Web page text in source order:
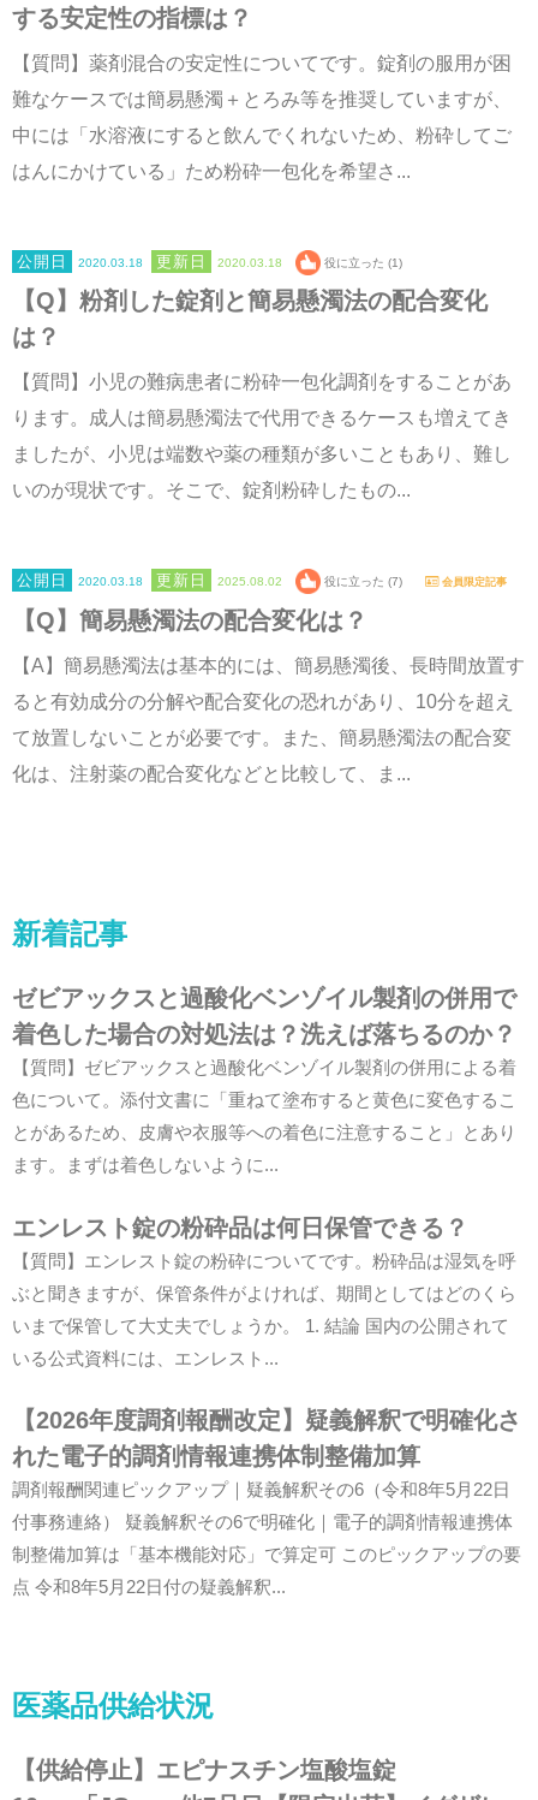
する安定性の指標は？
【質問】薬剤混合の安定性についてです。錠剤の服用が困
難なケースでは簡易懸濁＋とろみ等を推奨していますが、
中には「水溶液にすると飲んでくれないため、粉砕してご
はんにかけている」ため粉砕一包化を希望さ...
2020.03.18 2020.03.18 役に立った (1)
【Q】粉剤した錠剤と簡易懸濁法の配合変化
は？
【質問】小児の難病患者に粉砕一包化調剤をすることがあ
ります。成人は簡易懸濁法で代用できるケースも増えてき
ましたが、小児は端数や薬の種類が多いこともあり、難し
いのが現状です。そこで、錠剤粉砕したもの...
2020.03.18 2025.08.02 役に立った (7) 会員限定記事
【Q】簡易懸濁法の配合変化は？
【A】簡易懸濁法は基本的には、簡易懸濁後、長時間放置す
ると有効成分の分解や配合変化の恐れがあり、10分を超え
て放置しないことが必要です。また、簡易懸濁法の配合変
化は、注射薬の配合変化などと比較して、ま...
新着記事
ゼビアックスと過酸化ベンゾイル製剤の併用で
着色した場合の対処法は？洗えば落ちるのか？
【質問】ゼビアックスと過酸化ベンゾイル製剤の併用による着
色について。添付文書に「重ねて塗布すると黄色に変色するこ
とがあるため、皮膚や衣服等への着色に注意すること」とあり
ます。まずは着色しないように...
エンレスト錠の粉砕品は何日保管できる？
【質問】エンレスト錠の粉砕についてです。粉砕品は湿気を呼
ぶと聞きますが、保管条件がよければ、期間としてはどのくら
いまで保管して大丈夫でしょうか。 1. 結論 国内の公開されて
いる公式資料には、エンレスト...
【2026年度調剤報酬改定】疑義解釈で明確化さ
れた電子的調剤情報連携体制整備加算
調剤報酬関連ピックアップ｜疑義解釈その6（令和8年5月22日
付事務連絡） 疑義解釈その6で明確化｜電子的調剤情報連携体
制整備加算は「基本機能対応」で算定可 このピックアップの要
点 令和8年5月22日付の疑義解釈...
医薬品供給状況
【供給停止】エピナスチン塩酸塩錠